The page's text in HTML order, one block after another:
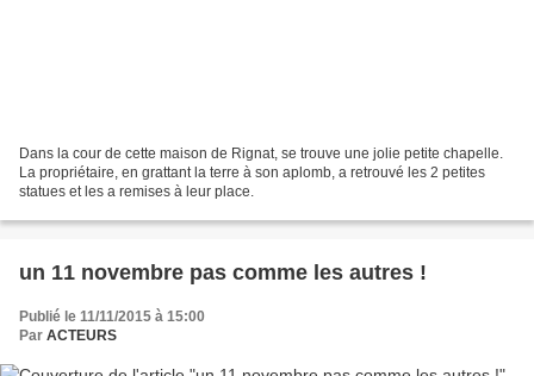
Dans la cour de cette maison de Rignat, se trouve une jolie petite chapelle.
La propriétaire, en grattant la terre à son aplomb, a retrouvé les 2 petites
statues et les a remises à leur place.
un 11 novembre pas comme les autres !
Publié le 11/11/2015 à 15:00
Par ACTEURS